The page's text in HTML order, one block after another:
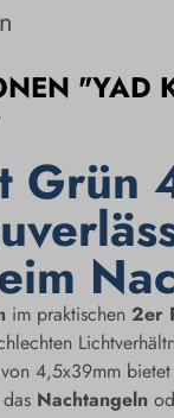
"YAD
Grün
im praktischen 2er
4,5x39mm
Nachtangeln